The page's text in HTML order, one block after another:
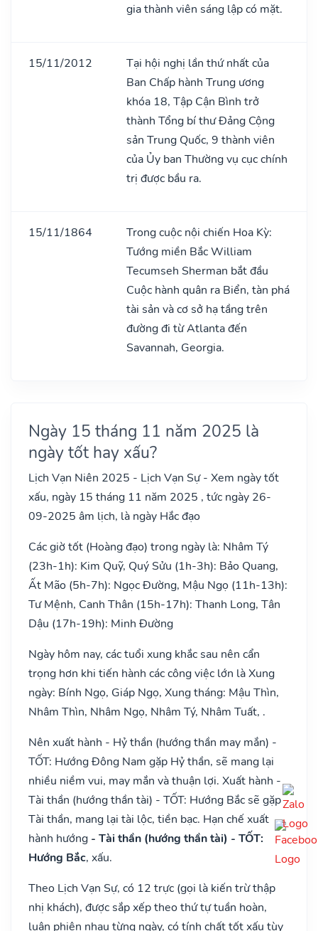
gia thành viên sáng lập có mặt.
15/11/2012
Tại hội nghị lần thứ nhất của
Ban Chấp hành Trung ương
khóa 18, Tập Cận Bình trở
thành Tổng bí thư Đảng Cộng
sản Trung Quốc, 9 thành viên
của Ủy ban Thường vụ cục chính
trị được bầu ra.
15/11/1864
Trong cuộc nội chiến Hoa Kỳ:
Tướng miền Bắc William
Tecumseh Sherman bắt đầu
Cuộc hành quân ra Biển, tàn phá
tài sản và cơ sở hạ tầng trên
đường đi từ Atlanta đến
Savannah, Georgia.
Ngày 15 tháng 11 năm 2025 là
ngày tốt hay xấu?
Lịch Vạn Niên 2025 - Lịch Vạn Sự - Xem ngày tốt
xấu, ngày 15 tháng 11 năm 2025 , tức ngày 26-
09-2025 âm lịch, là ngày Hắc đạo
Các giờ tốt (Hoàng đạo) trong ngày là: Nhâm Tý
(23h-1h): Kim Quỹ, Quý Sửu (1h-3h): Bảo Quang,
Ất Mão (5h-7h): Ngọc Đường, Mậu Ngọ (11h-13h):
Tư Mệnh, Canh Thân (15h-17h): Thanh Long, Tân
Dậu (17h-19h): Minh Đường
Ngày hôm nay, các tuổi xung khắc sau nên cẩn
trọng hơn khi tiến hành các công việc lớn là Xung
ngày: Bính Ngọ, Giáp Ngọ, Xung tháng: Mậu Thìn,
Nhâm Thìn, Nhâm Ngọ, Nhâm Tý, Nhâm Tuất, .
Nên xuất hành - Hỷ thần (hướng thần may mắn) -
TỐT: Hướng Đông Nam gặp Hỷ thần, sẽ mang lại
nhiều niềm vui, may mắn và thuận lợi. Xuất hành -
Tài thần (hướng thần tài) - TỐT: Hướng Bắc sẽ gặp
Tài thần, mang lại tài lộc, tiền bạc. Hạn chế xuất
hành hướng - Tài thần (hướng thần tài) - TỐT:
Hướng Bắc, xấu.
Theo Lịch Vạn Sự, có 12 trực (gọi là kiến trừ thập
nhị khách), được sắp xếp theo thứ tự tuần hoàn,
luân phiên nhau từng ngày, có tính chất tốt xấu tùy